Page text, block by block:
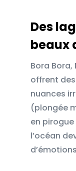
Des
beaux
Bora
offrent
nuances
(plongée
en
l’océan